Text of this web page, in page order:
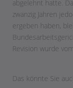
abgelehnt hatte.
zwanzig Jahren
ergeben haben,
Revision wurde
Das könnte Sie